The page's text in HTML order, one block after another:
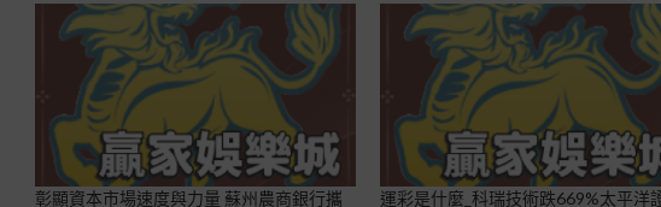
彰顯資本市場速度與力量 蘇州農商銀行攜
運彩是什麼_科瑞技術跌669%太平洋